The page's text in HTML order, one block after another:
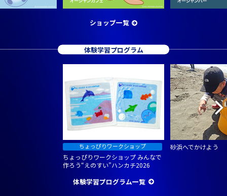
ショップ一覧
体験学習プログラム
ちょっぴりワークショップ みんなで
作ろう“えのすい”ハンカチ2026
砂浜へでかけよう
体験学習プログラム一覧